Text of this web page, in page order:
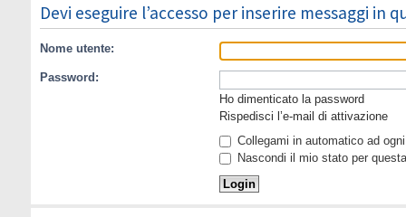
Devi eseguire l’accesso per inserire messaggi in
Nome utente:
Password:
Ho dimenticato la password
Rispedisci l’e-mail di attivazione
Collegami in automatico ad
Nascondi il mio stato per